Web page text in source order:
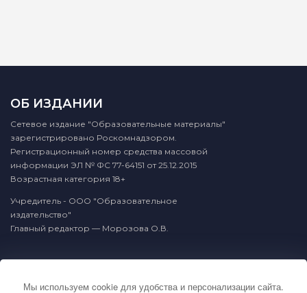
По вопросам связанным с публикацией
ОБ ИЗДАНИИ
Сетевое издание "Образовательные материалы"
зарегистрировано Роскомнадзором.
Регистрационный номер средства массовой
информации ЭЛ № ФС 77-64151 от 25.12.2015
Возрастная категория 18+
Учредитель - ООО "Образовательное
издательство"
Главный редактор — Морозова О.В.
Мы используем cookie для удобства и персонализации сайта.